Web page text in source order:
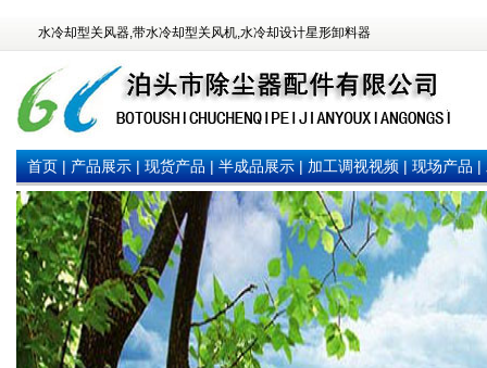
水冷却型关风器,带水冷却型关风机,水冷却设计星形卸料器
首页|产品展示|现货产品|半成品展示|加工调视视频|现场产品|